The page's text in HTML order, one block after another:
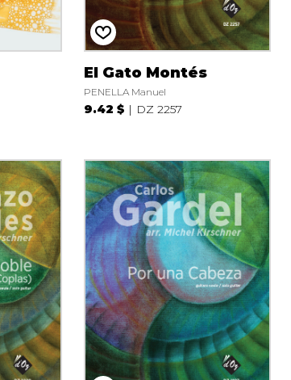
El Gato Montés
PENELLA Manuel
9.42 $ DZ 2257